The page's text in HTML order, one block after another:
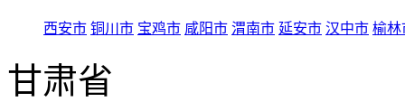
西安市 铜川市 宝鸡市 咸阳市 渭南市 延安市 汉中市 榆林
甘肃省